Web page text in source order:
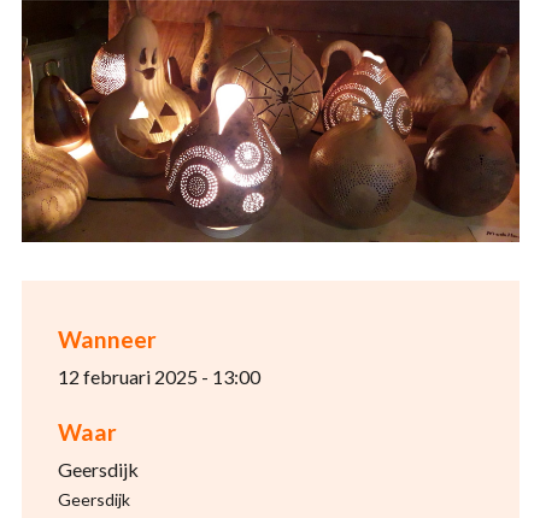
Wanneer
12 februari 2025 - 13:00
Waar
Geersdijk
Geersdijk